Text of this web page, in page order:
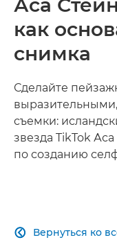
Аса
как
снимка
Сделайте
съемки:
звезда TikTok
по созданию
Вернуться ко
